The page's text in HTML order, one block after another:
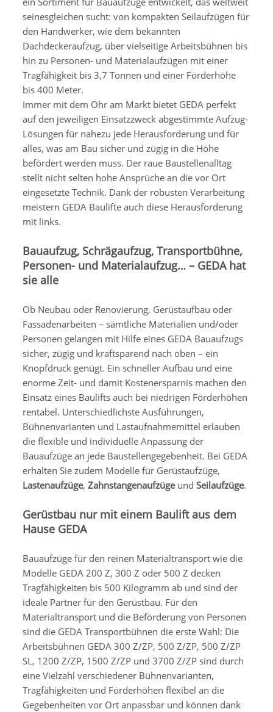
seinesgleichen sucht: von kompakten Seilaufzügen für
den Handwerker, wie dem bekannten
Dachdeckeraufzug, über vielseitige Arbeitsbühnen bis
hin zu Personen- und Materialaufzügen mit einer
Tragfähigkeit bis 3,7 Tonnen und einer Förderhöhe
bis 400 Meter.
Immer mit dem Ohr am Markt bietet GEDA perfekt
auf den jeweiligen Einsatzzweck abgestimmte Aufzug-
Lösungen für nahezu jede Herausforderung und für
alles, was am Bau sicher und zügig in die Höhe
befördert werden muss. Der raue Baustellenalltag
stellt nicht selten hohe Ansprüche an die vor Ort
eingesetzte Technik. Dank der robusten Verarbeitung
meistern GEDA Baulifte auch diese Herausforderung
mit links.
Bauaufzug, Schrägaufzug, Transportbühne,
Personen- und Materialaufzug… – GEDA hat
sie alle
Ob Neubau oder Renovierung, Gerüstaufbau oder
Fassadenarbeiten – sämtliche Materialien und/oder
Personen gelangen mit Hilfe eines GEDA Bauaufzugs
sicher, zügig und kraftsparend nach oben – ein
Knopfdruck genügt. Ein schneller Aufbau und eine
enorme Zeit- und damit Kostenersparnis machen den
Einsatz eines Baulifts auch bei niedrigen Förderhöhen
rentabel. Unterschiedlichste Ausführungen,
Bühnenvarianten und Lastaufnahmemittel erlauben
die flexible und individuelle Anpassung der
Bauaufzüge an jede Baustellengegebenheit. Bei GEDA
erhalten Sie zudem Modelle für Gerüstaufzüge,
Lastenaufzüge,ZahnstangenaufzügeundSeilaufzüge.
Gerüstbau nur mit einem Baulift aus dem
Hause GEDA
Bauaufzüge für den reinen Materialtransport wie die
Modelle GEDA 200 Z, 300 Z oder 500 Z decken
Tragfähigkeiten bis 500 Kilogramm ab und sind der
ideale Partner für den Gerüstbau. Für den
Materialtransport und die Beförderung von Personen
sind die GEDA Transportbühnen die erste Wahl: Die
Arbeitsbühnen GEDA 300 Z/ZP, 500 Z/ZP, 500 Z/ZP
SL, 1200 Z/ZP, 1500 Z/ZP und 3700 Z/ZP sind durch
eine Vielzahl verschiedener Bühnenvarianten,
Tragfähigkeiten und Förderhöhen flexibel an die
Gegebenheiten vor Ort anpassbar und können dank